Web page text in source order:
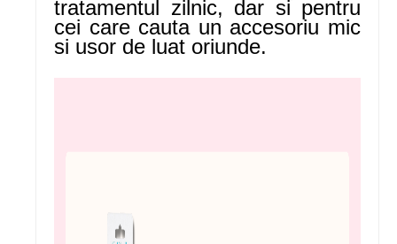
tratamentul zilnic, dar si pentru
cei care cauta un accesoriu mic
si usor de luat oriunde.